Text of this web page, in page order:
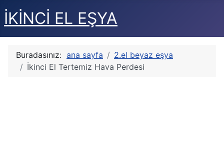
İKİNCİ EL EŞYA
Buradasınız: ana sayfa
2.el beyaz eşya
İkinci El Tertemiz Hava Perdesi